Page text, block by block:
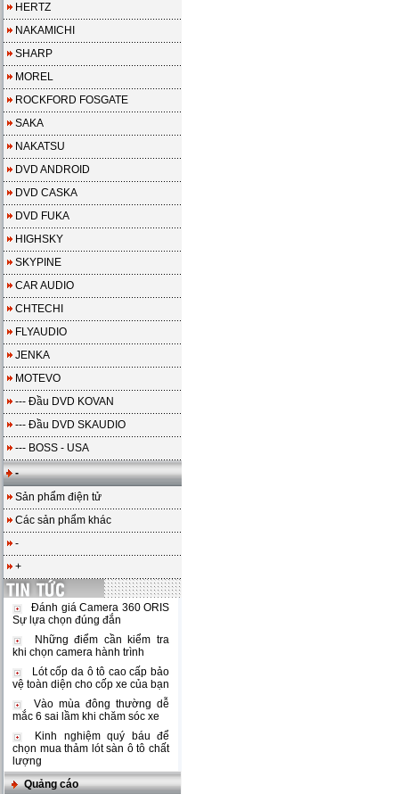
HERTZ
NAKAMICHI
SHARP
MOREL
ROCKFORD FOSGATE
SAKA
NAKATSU
DVD ANDROID
DVD CASKA
DVD FUKA
HIGHSKY
SKYPINE
CAR AUDIO
CHTECHI
FLYAUDIO
JENKA
MOTEVO
--- Đầu DVD KOVAN
--- Đầu DVD SKAUDIO
--- BOSS - USA
-
Sản phẩm điện tử
Các sản phẩm khác
-
+
Đánh giá Camera 360 ORIS
Sự lựa chọn đúng đắn
Những điểm cần kiểm tra
khi chọn camera hành trình
Lót cốp da ô tô cao cấp bảo
vệ toàn diện cho cốp xe của bạn
Vào mùa đông thường dễ
mắc 6 sai lầm khi chăm sóc xe
Kinh nghiệm quý báu để
chọn mua thảm lót sàn ô tô chất
lượng
Quảng cáo